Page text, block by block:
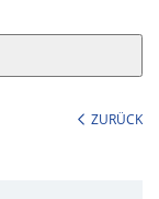
ZURÜCK